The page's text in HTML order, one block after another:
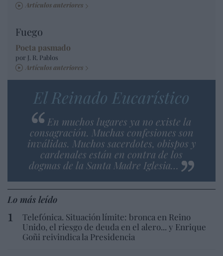
Artículos anteriores
Fuego
Poeta pasmado
por J. R. Pablos
Artículos anteriores
El Reinado Eucarístico
En muchos lugares ya no existe la
consagración. Muchas confesiones son
inválidas. Muchos sacerdotes, obispos y
cardenales están en contra de los
dogmas de la Santa Madre Iglesia…
Lo más leído
Telefónica. Situación límite: bronca en Reino
Unido, el riesgo de deuda en el alero... y Enrique
Goñi reivindica la Presidencia